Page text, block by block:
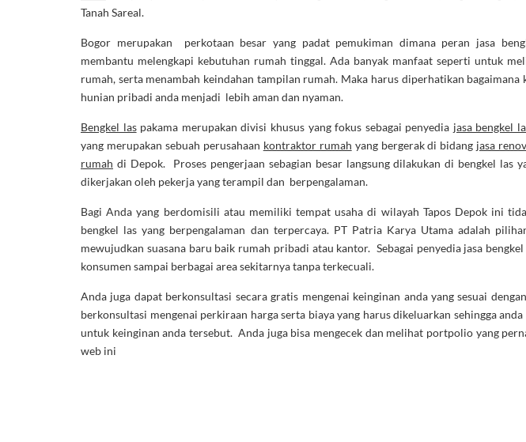
Tanah Sareal.
Bogor merupakan perkotaan besar yang padat pemukiman dimana peran jasa
membantu melengkapi kebutuhan rumah tinggal. Ada banyak manfaat seperti untuk
rumah, serta menambah keindahan tampilan rumah. Maka harus diperhatikan bagaimana
hunian pribadi anda menjadi lebih aman dan nyaman.
Bengkel laspakama merupakan divisi khusus yang fokus sebagai penyedia jasa bengkel
yang merupakan sebuah perusahaan kontraktor rumah yang bergerak di bidang jasa
rumah di Depok. Proses pengerjaan sebagian besar langsung dilakukan di bengkel las
dikerjakan oleh pekerja yang terampil dan berpengalaman.
Bagi Anda yang berdomisili atau memiliki tempat usaha di wilayah Tapos Depok ini
bengkel las yang berpengalaman dan terpercaya. PT Patria Karya Utama adalah
mewujudkan suasana baru baik rumah pribadi atau kantor. Sebagai penyedia jasa
konsumen sampai berbagai area sekitarnya tanpa terkecuali.
Anda juga dapat berkonsultasi secara gratis mengenai keinginan anda yang sesuai
berkonsultasi mengenai perkiraan harga serta biaya yang harus dikeluarkan sehingga
untuk keinginan anda tersebut. Anda juga bisa mengecek dan melihat portpolio yang
web ini